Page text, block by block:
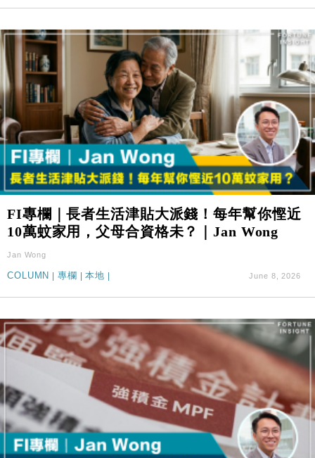
張
15:59
財經｜SA售股自救後再出手 斥4億美元押注未上市公
司
FI專欄｜長者生活津貼大派錢！每年幫你慳近
10萬蚊家用，父母合資格未？｜Jan Wong
Jan Wong
COLUMN | 專欄 |本地 | June 8, 2026